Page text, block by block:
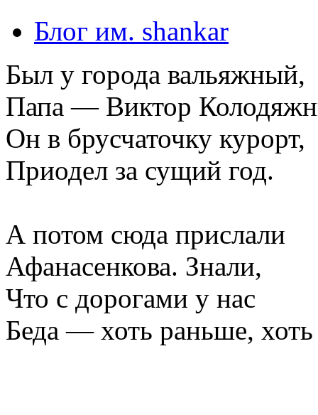
Блог им. shankar
Был у города вальяжный,
Папа — Виктор
Он в брусчаточку курорт,
Приодел за сущий год.
А потом сюда прислали
Афанасенкова. Знали,
Что с дорогами у нас
Беда — хоть раньше, хоть